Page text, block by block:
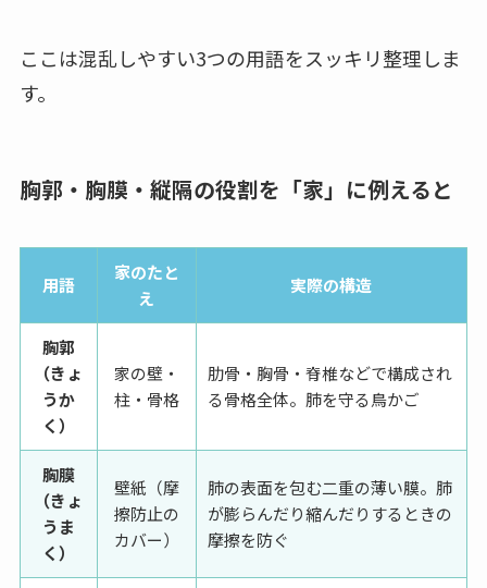
ここは混乱しやすい3つの用語をスッキリ整理しま
す。
胸郭・胸膜・縦隔の役割を「家」に例えると
用語
家のたと
え
実際の構造
胸郭
（きょ
うか
く）
家の壁・
柱・骨格
肋骨・胸骨・脊椎などで構成され
る骨格全体。肺を守る鳥かご
胸膜
（きょ
うま
く）
壁紙（摩
擦防止の
カバー）
肺の表面を包む二重の薄い膜。肺
が膨らんだり縮んだりするときの
摩擦を防ぐ